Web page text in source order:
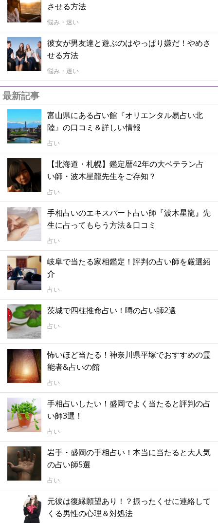
させる方法
悩み・迷い
彼女が男友達と遊ぶのはやっぱり嫌だ！やめさ
せる方法
悩み・迷い
最新記事
富山県にある占い館『オリエンタル易占い北
陸』の口コミ＆詳しい情報
占い
【北海道・札幌】鑑定暦42年の大ベテラン占
い師・波木星龍先生をご存知？
占い
手相占いのエキスパート占い師『波木星龍』先
生に占ってもらう方法＆口コミ
占い
岐阜で当たる家相鑑定！評判の占い師を厳選紹
介
占い
茨城で四柱推命占い！噂の占い師2選
占い
怖いほど当たる！神奈川県平塚でおすすめの霊
能者&占いの館
占い
手相占いしたい！盛岡でよく当たると評判の占
い師3選！
占い
岩手・盛岡の手相占い！本当に当たると大人気
の占い師5選
占い
元彼は復縁願望あり！？振ったくせに連絡して
くる男性の心理＆対処法